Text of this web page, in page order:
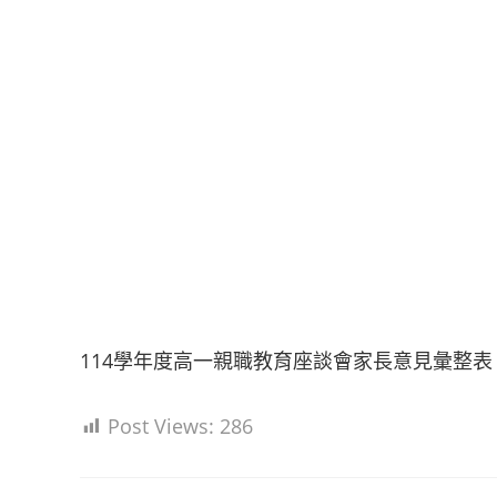
114學年度高一親職教育座談會家長意見彙整表
Post Views: 286